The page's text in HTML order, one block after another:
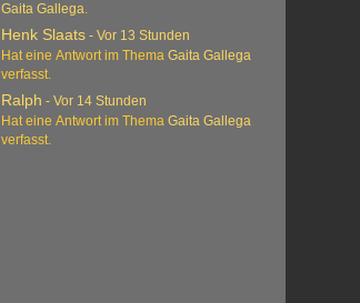
Gaita Gallega.
Henk Slaats -Vor 13 Stunden
Hat eine Antwort im ThemaGaita Gallega
verfasst.
Ralph -Vor 14 Stunden
Hat eine Antwort im ThemaGaita Gallega
verfasst.